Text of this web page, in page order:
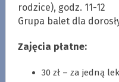
rodzice), godz. 11-12
Grupa balet dla
Zajęcia płatne:
30 zł – za jedną